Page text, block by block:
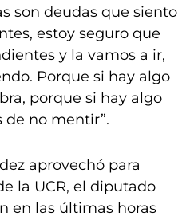
son deudas que siento
estoy seguro que
y la vamos a ir,
Porque si hay algo
porque si hay algo
de no mentir”.
aprovechó para
la UCR, el diputado
en las últimas horas